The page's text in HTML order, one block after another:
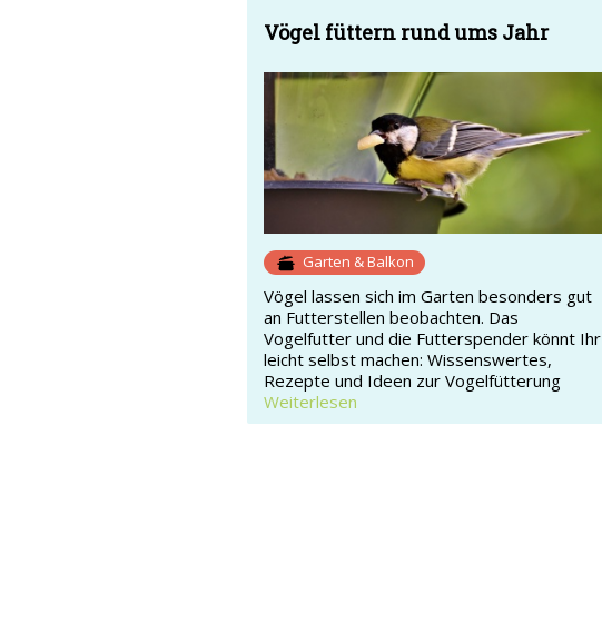
Vögel füttern rund ums Jahr
Garten & Balkon
Vögel lassen sich im Garten besonders gut
an Futterstellen beobachten. Das
Vogelfutter und die Futterspender könnt Ihr
leicht selbst machen: Wissenswertes,
Rezepte und Ideen zur Vogelfütterung
Weiterlesen